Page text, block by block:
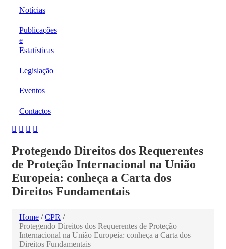
Notícias
Publicações
e
Estatísticas
Legislação
Eventos
Contactos
Protegendo Direitos dos Requerentes
de Proteção Internacional na União
Europeia: conheça a Carta dos
Direitos Fundamentais
Home / CPR /
Protegendo Direitos dos Requerentes de Proteção
Internacional na União Europeia: conheça a Carta dos
Direitos Fundamentais